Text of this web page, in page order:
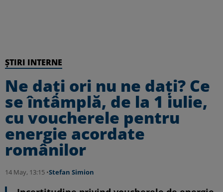
ȘTIRI INTERNE
Ne dați ori nu ne dați? Ce
se întâmplă, de la 1 iulie,
cu voucherele pentru
energie acordate
românilor
14 May, 13:15 •Stefan Simion